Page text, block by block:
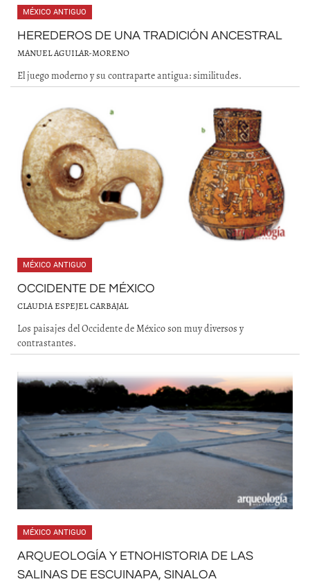
MÉXICO ANTIGUO
HEREDEROS DE UNA TRADICIÓN ANCESTRAL
MANUEL AGUILAR-MORENO
El juego moderno y su contraparte antigua: similitudes.
MÉXICO ANTIGUO
OCCIDENTE DE MÉXICO
CLAUDIA ESPEJEL CARBAJAL
Los paisajes del Occidente de México son muy diversos y
contrastantes.
MÉXICO ANTIGUO
ARQUEOLOGÍA Y ETNOHISTORIA DE LAS
SALINAS DE ESCUINAPA, SINALOA